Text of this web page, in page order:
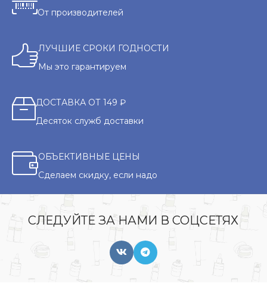
От производителей
ЛУЧШИЕ СРОКИ ГОДНОСТИ
Мы это гарантируем
ДОСТАВКА ОТ 149 ₽
Десяток служб доставки
ОБЪЕКТИВНЫЕ ЦЕНЫ
Сделаем скидку, если надо
СЛЕДУЙТЕ ЗА НАМИ В СОЦСЕТЯХ